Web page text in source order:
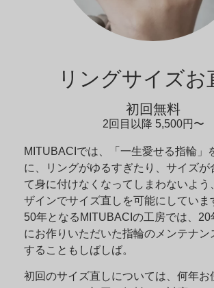
リングサイズお
初回無料
2回目以降 5,500円〜
MITUBACIでは、「一生愛せる指輪」
に、リングがゆるすぎたり、サイズが
て身に付けなくなってしまわないよう
ザインでサイズ直しを可能にしていま
50年となるMITUBACIの工房では、
にお作りいただいた指輪のメンテナン
することもしばしば。
初回のサイズ直しについては、何年お